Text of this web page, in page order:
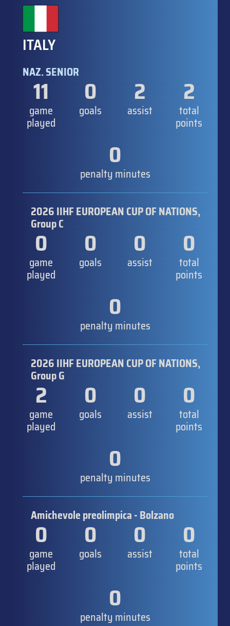
ITALY
NAZ. SENIOR
11
game
played
0
goals
2
assist
2
total
points
0
penalty minutes
2026 IIHF EUROPEAN CUP OF NATIONS,
Group C
0
game
played
0
goals
0
assist
0
total
points
0
penalty minutes
2026 IIHF EUROPEAN CUP OF NATIONS,
Group G
2
game
played
0
goals
0
assist
0
total
points
0
penalty minutes
Amichevole preolimpica - Bolzano
0
game
played
0
goals
0
assist
0
total
points
0
penalty minutes